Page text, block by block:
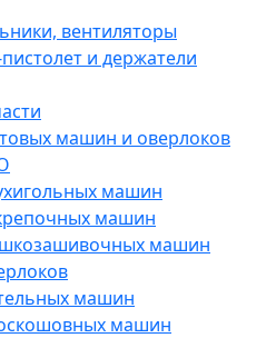
вентиляторы
и держатели
машин и оверлоков
машин
машин
машин
машин
машин